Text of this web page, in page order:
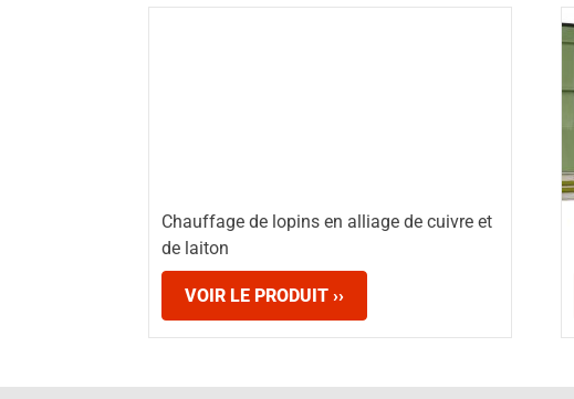
Chauffage de lopins en alliage de cuivre et
de laiton
VOIR LE PRODUIT ››